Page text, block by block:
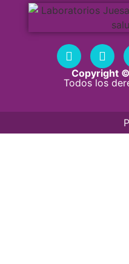
Copyright
Todos los